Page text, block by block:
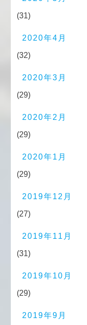
(31)
2020年4月
(32)
2020年3月
(29)
2020年2月
(29)
2020年1月
(29)
2019年12月
(27)
2019年11月
(31)
2019年10月
(29)
2019年9月